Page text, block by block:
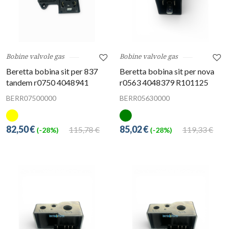
Bobine valvole gas
Beretta bobina sit per 837
tandem r0750 4048941
BERR07500000
115,78 €
82,50 € (-28%)
Bobine valvole gas
Beretta bobina sit per nova
r0563 4048379 R101125
BERR05630000
119,33 €
85,02 € (-28%)